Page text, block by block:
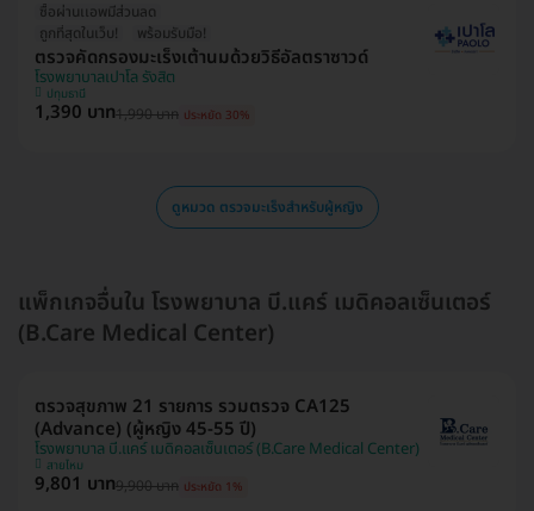
ซื้อผ่านเเอพมีส่วนลด
ถูกที่สุดในเว็บ!
พร้อมรับมือ!
ตรวจคัดกรองมะเร็งเต้านมด้วยวิธีอัลตราซาวด์
โรงพยาบาลเปาโล รังสิต
ปทุมธานี
1,390 บาท1,990 บาท ประหยัด 30%
ดูหมวด ตรวจมะเร็งสำหรับผู้หญิง
แพ็กเกจอื่นใน โรงพยาบาล บี.แคร์ เมดิคอลเซ็นเตอร์
(B.Care Medical Center)
ตรวจสุขภาพ 21 รายการ รวมตรวจ CA125
(Advance) (ผู้หญิง 45-55 ปี)
โรงพยาบาล บี.แคร์ เมดิคอลเซ็นเตอร์ (B.Care Medical Center)
สายไหม
9,801 บาท9,900 บาท ประหยัด 1%